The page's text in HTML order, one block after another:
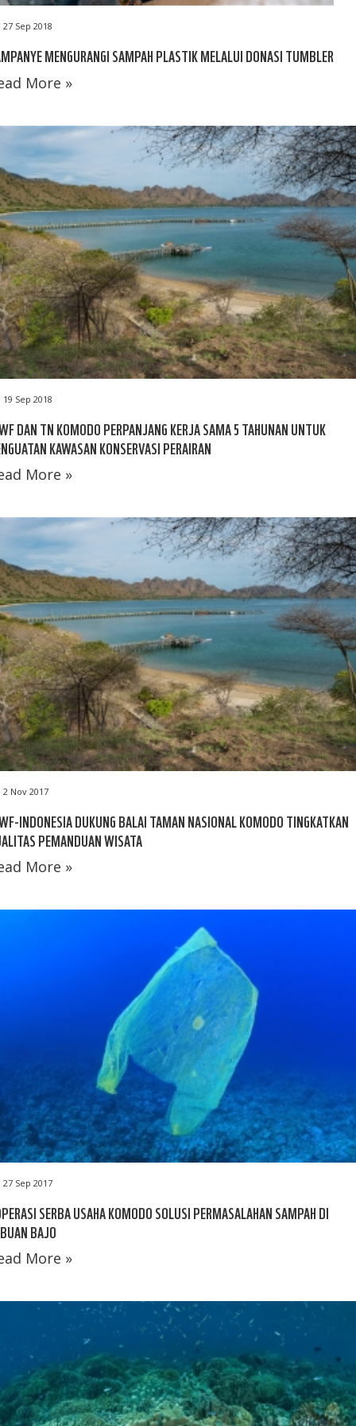
27 Sep 2018
MENGURANGI SAMPAH PLASTIK MELALUI DONASI TUMBLER
More »
19 Sep 2018
DAN TN KOMODO PERPANJANG KERJA SAMA 5 TAHUNAN UNTUK
KAWASAN KONSERVASI PERAIRAN
More »
2 Nov 2017
INDONESIA DUKUNG BALAI TAMAN NASIONAL KOMODO TINGKATKAN
PEMANDUAN WISATA
More »
27 Sep 2017
SERBA USAHA KOMODO SOLUSI PERMASALAHAN SAMPAH DI
BAJO
More »